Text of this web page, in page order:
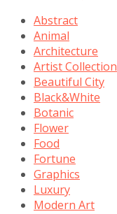
Abstract
Animal
Architecture
Artist Collection
Beautiful City
Black&White
Botanic
Flower
Food
Fortune
Graphics
Luxury
Modern Art